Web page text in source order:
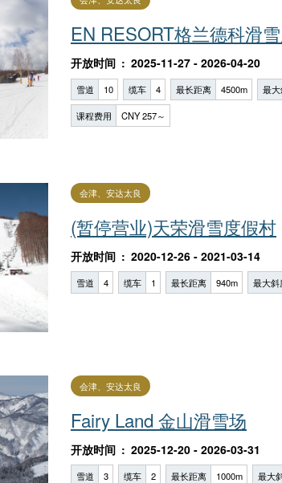
EN RESORT格兰德科滑
开放时间 2025-11-27 - 2026-04-20
雪道 10 缆车 4 最长距离 4500m 最
课程费用 CNY 257～
(暂停营业)天荣滑雪度假村
会津、安达太良
开放时间 2020-12-26 - 2021-03-14
雪道 4 缆车 1 最长距离 940m 最大斜
Fairy Land 金山滑雪场
会津、安达太良
开放时间 2025-12-20 - 2026-03-31
雪道 3 缆车 2 最长距离 1000m 最大